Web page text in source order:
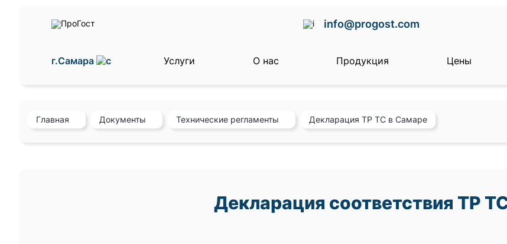
info@progost.com
г.Самара Услуги О нас Продукция Цены
Главная Документы Технические регламенты Декларация ТР ТС в Самаре
Декларация соответствия ТР